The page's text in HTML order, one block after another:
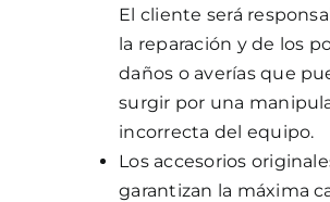
El cliente será
la reparación y de los
daños o averías que
surgir por una
incorrecta del equipo.
Los accesorios
garantizan la máxima